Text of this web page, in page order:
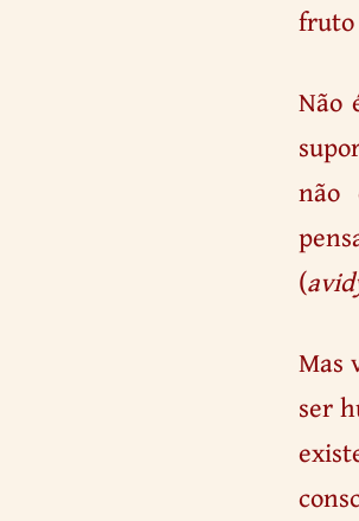
fruto
Não
não
(
Mas
ser